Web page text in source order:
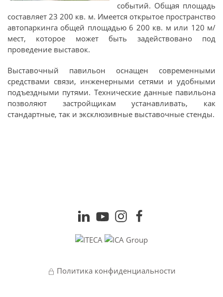
событий. Общая площадь
составляет 23 200 кв. м. Имеется открытое пространство
автопаркинга общей площадью 6 200 кв. м или 120 м/
мест, которое может быть задействовано под
проведение выставок.
Выставочный павильон оснащен современными
средствами связи, инженерными сетями и удобными
подъездными путями. Технические данные павильона
позволяют застройщикам устанавливать, как
стандартные, так и эксклюзивные выставочные стенды.
Политика конфиденциальности